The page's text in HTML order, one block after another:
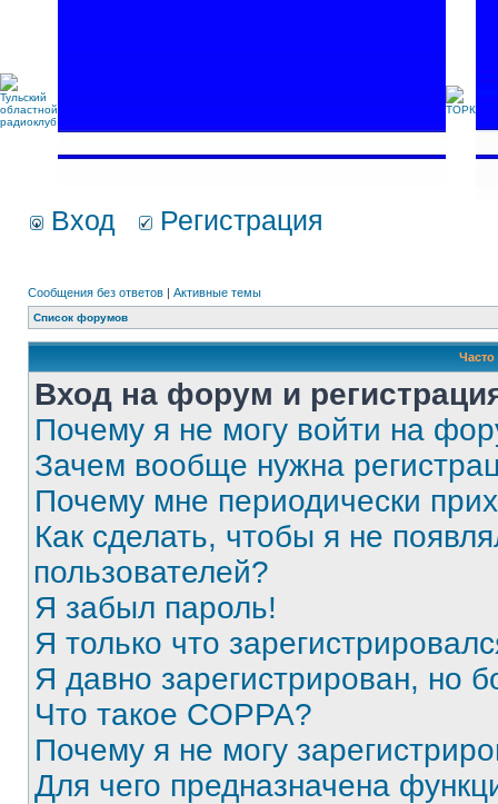
Вход Регистрация
Сообщения без ответов | Активные темы
Список форумов
Вход на форум и
Почему я не могу войти на
Зачем вообще нужна
Почему мне периодически
Как сделать, чтобы я не
пользователей?
Я забыл пароль!
Я только что
Я давно зарегистрирован, но
Что такое COPPA?
Почему я не могу
Для чего предназначена